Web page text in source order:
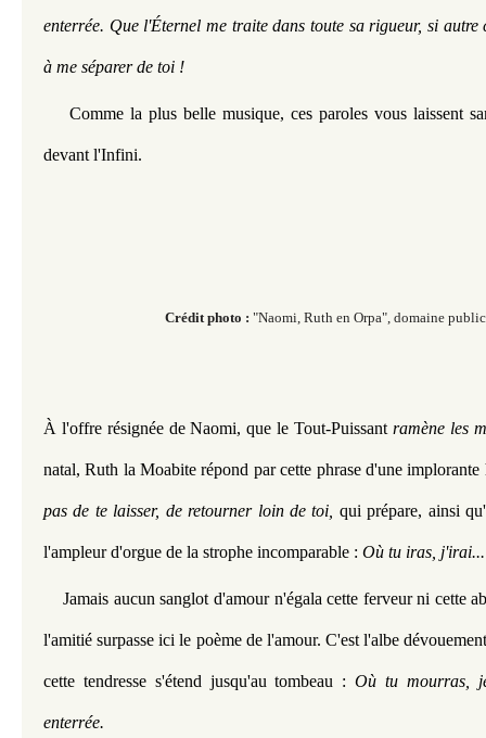
enterrée. Que l'Éternel me traite dans toute sa rigueur, si autre
à me séparer de toi !
Comme la plus belle musique, ces paroles vous laissent
devant l'Infini.
Crédit photo : "Naomi, Ruth en Orpa", domaine
À l'offre résignée de Naomi, que le Tout-Puissant ramène les
natal, Ruth la Moabite répond par cette phrase d'une
pas de te laisser, de retourner loin de toi, qui prépare, ainsi
l'ampleur d'orgue de la strophe incomparable : Où tu iras, j'irai...
Jamais aucun sanglot d'amour n'égala cette ferveur ni cette
l'amitié surpasse ici le poème de l'amour. C'est l'albe
cette tendresse s'étend jusqu'au tombeau : Où tu mourras,
enterrée.